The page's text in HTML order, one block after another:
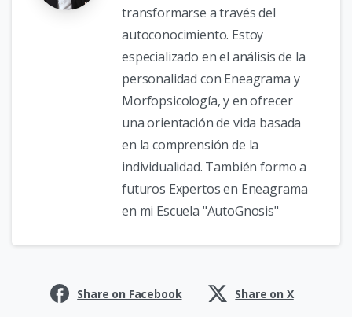
transformarse a través del
autoconocimiento. Estoy
especializado en el análisis de la
personalidad con Eneagrama y
Morfopsicología, y en ofrecer
una orientación de vida basada
en la comprensión de la
individualidad. También formo a
futuros Expertos en Eneagrama
en mi Escuela "AutoGnosis"
Share on Facebook Share on X